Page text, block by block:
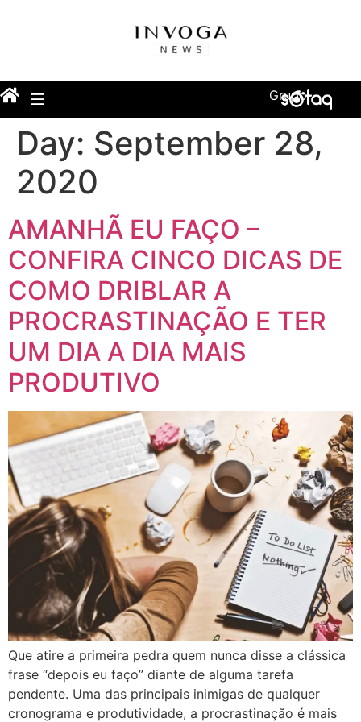
Grupo
Day: September 28,
2020
AMANHÃ EU FAÇO –
CONFIRA CINCO DICAS DE
COMO DRIBLAR A
PROCRASTINAÇÃO E TER
UM DIA A DIA MAIS
PRODUTIVO
Que atire a primeira pedra quem nunca disse a clássica
frase “depois eu faço” diante de alguma tarefa
pendente. Uma das principais inimigas de qualquer
cronograma e produtividade, a procrastinação é mais